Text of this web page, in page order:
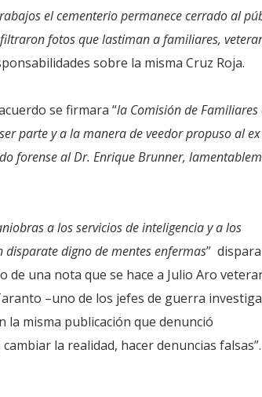
el cementerio permanece cerrado al
fotos que lastiman a familiares,
sobre la misma Cruz Roja.
se firmara “la Comisión de Familiares
parte y a la manera de veedor propuso al ex
forense al Dr. Enrique Brunner,
a los servicios de inteligencia y a los
disparate digno de mentes enfermas” dispara
una nota que se hace a Julio Aro
–uno de los jefes de guerra
la misma publicación que denunció
la realidad, hacer denuncias falsas”.